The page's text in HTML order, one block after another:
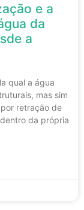
e a
da
a
qual a água
mas sim
retração de
da própria